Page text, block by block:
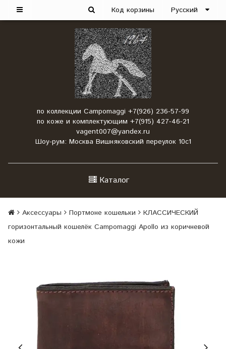
Русский
Код корзины
по коллекции Campomaggi +7(926) 236-57-99
по коже и комплектующим +7(915) 427-46-21
vagent007@yandex.ru
Шоу-рум: Москва Вишняковский переулок 10с1
Каталог
Аксессуары Портмоне кошельки
КЛАССИЧЕСКИЙ
горизонтальный кошелёк Campomaggi Apollo из коричневой
кожи